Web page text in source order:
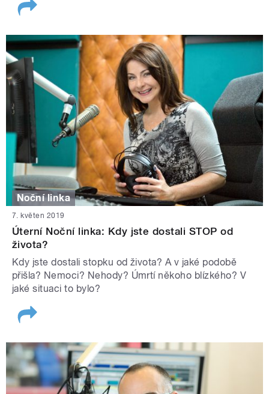
Noční linka
7. květen 2019
Úterní Noční linka: Kdy jste dostali STOP od
života?
Kdy jste dostali stopku od života? A v jaké podobě
přišla? Nemoci? Nehody? Úmrtí někoho blízkého? V
jaké situaci to bylo?